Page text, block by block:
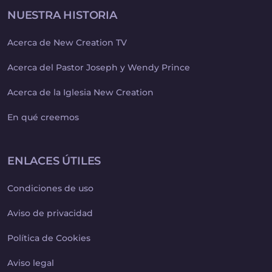
NUESTRA HISTORIA
Acerca de New Creation TV
Acerca del Pastor Joseph y Wendy Prince
Acerca de la Iglesia New Creation
En qué creemos
ENLACES ÚTILES
Condiciones de uso
Aviso de privacidad
Política de Cookies
Aviso legal